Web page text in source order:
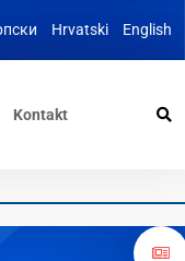
Hrvatski English
Kontakt